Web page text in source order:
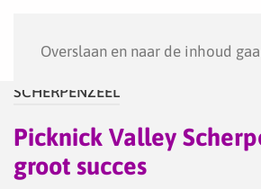
Overslaan en naar de inhoud
SCHERPENZEEL
Picknick Valley
groot succes